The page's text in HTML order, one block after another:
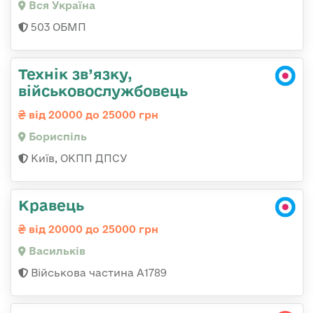
Вся Україна
503 ОБМП
Технік зв’язку,
військовослужбовець
від 20000 до 25000 грн
Бориспіль
Київ, ОКПП ДПСУ
Кравець
від 20000 до 25000 грн
Васильків
Військова частина А1789